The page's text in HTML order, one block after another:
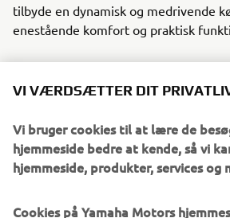
tilbyde en dynamisk og medrivende
enestående komfort og praktisk
VI VÆRDSÆTTER DIT
Vi bruger cookies til at lære de
hjemmeside bedre at kende, så vi
hjemmeside, produkter, services og
Cookies på Yamaha Motors